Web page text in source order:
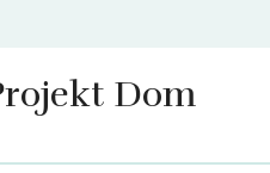
Dom